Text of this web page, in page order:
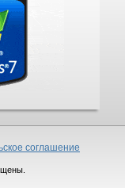
соглашение